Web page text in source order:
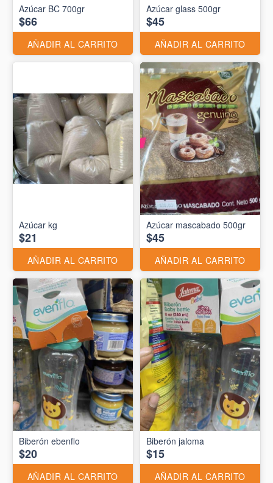
Azúcar BC 700gr
$66
AÑADIR AL CARRITO
Azúcar glass 500gr
$45
AÑADIR AL CARRITO
Azúcar kg
$21
AÑADIR AL CARRITO
Azúcar mascabado 500gr
$45
AÑADIR AL CARRITO
Biberón ebenflo
$20
AÑADIR AL CARRITO
Biberón jaloma
$15
AÑADIR AL CARRITO